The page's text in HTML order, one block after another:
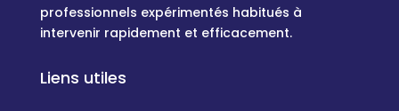
professionnels expérimentés habitués à
intervenir rapidement et efficacement.
Liens utiles